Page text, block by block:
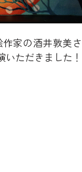
家の酒井敦美さ
ただきました！